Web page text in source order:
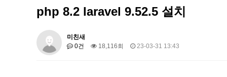
php 8.2 laravel 9.52.5 설치
미친새
0건
18,116회 23-03-31 13:43